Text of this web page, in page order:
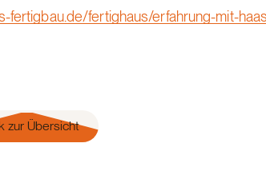
fertigbau.de/fertighaus/erfahrung-mit-
zur Übersicht